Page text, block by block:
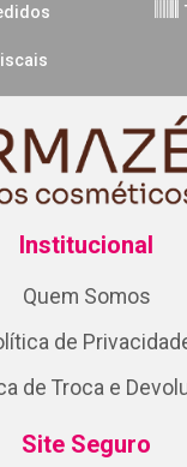
Institucional
Quem Somos
de
de Troca e
Site Seguro